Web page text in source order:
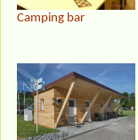
Camping bar